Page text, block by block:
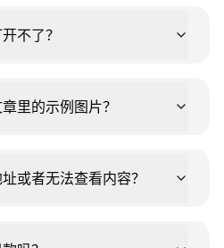
不了？
里的示例图片？
或者无法查看内容？